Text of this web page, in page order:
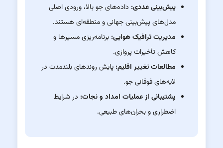
پیش‌بینی عددی: داده‌های جو بالا، ورودی اصلی
مدل‌های پیش‌بینی جهانی و منطقه‌ای هستند.
مدیریت ترافیک هوایی: برنامه‌ریزی مسیرها و
کاهش تأخیرات پروازی.
مطالعات تغییر اقلیم: پایش روندهای بلندمدت در
لایه‌های فوقانی جو.
پشتیبانی از عملیات امداد و نجات: در شرایط
اضطراری و بحران‌های طبیعی.